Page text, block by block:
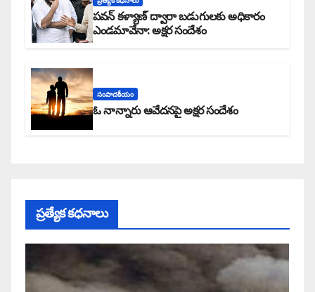
పవన్ కళ్యాణ్ ద్వారా బడుగులకు అధికారం
ఎండమావేనా: అక్షర సందేశం
సంపాదకీయం
ఓ నాన్నారు ఆవేదనపై అక్షర సందేశం
ప్రత్యేక కధనాలు